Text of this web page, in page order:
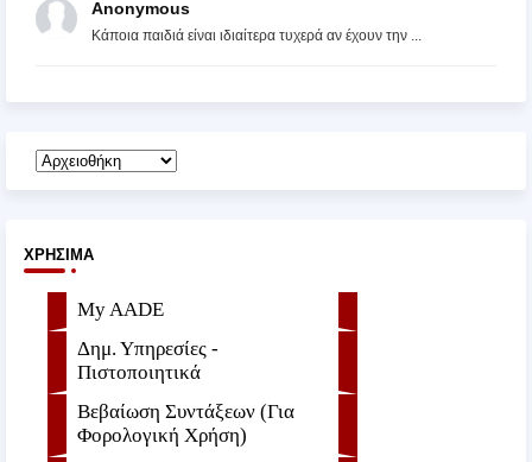
Anonymous
Κάποια παιδιά είναι ιδιαίτερα τυχερά αν έχουν την ...
ΧΡΉΣΙΜΑ
My AADE
Δημ. Υπηρεσίες -
Πιστοποιητικά
Βεβαίωση Συντάξεων (Για
Φορολογική Χρήση)